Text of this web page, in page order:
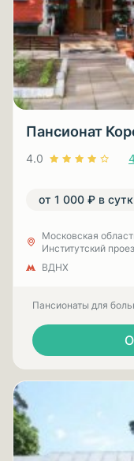
Пансионат
4.0
от 1 000 ₽ в
Московская
Институтский
ВДНХ
Пансионаты для